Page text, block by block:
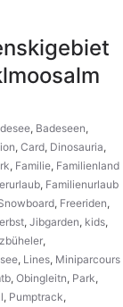
, Badeseen,
, Card, Dinosauria,
, Familie, Familienland
, Familienurlaub
, Freeriden,
, Jibgarden, kids,
,
, Lines, Miniparcours
, Obingleitn, Park,
, Pumptrack,